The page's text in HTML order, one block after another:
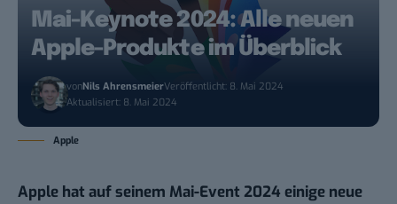
Mai-Keynote 2024: Alle neuen
Apple-Produkte im Überblick
vonNils AhrensmeierVeröffentlicht: 8. Mai 2024
Aktualisiert: 8. Mai 2024
Apple
Apple hat auf seinem Mai-Event 2024 einige neue